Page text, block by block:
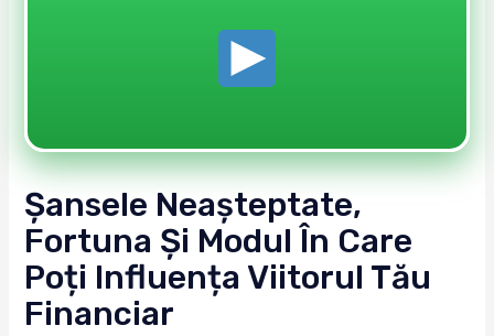
Șansele Neașteptate,
Fortuna Și Modul În Care
Poți Influența Viitorul Tău
Financiar